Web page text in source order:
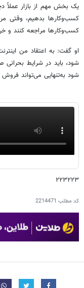
یک بخش مهم از بازار عملاً
کسب‌وکارها بدهیم، وقتی
کسب‌وکارها مراجعه کنند و
او گفت: به اعتقاد من
شود، باید در شرایط بحرانی
شود به‌تنهایی می‌تواند فروش
۲۲۳۲۲۳
کد مطلب 2214471